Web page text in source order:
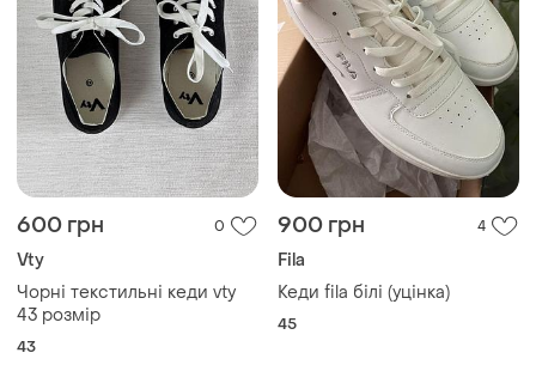
600 грн 0
Vty
Чорні текстильні кеди vty
43 розмір
43
900 грн 4
Fila
Кеди fila білі (уцінка)
45